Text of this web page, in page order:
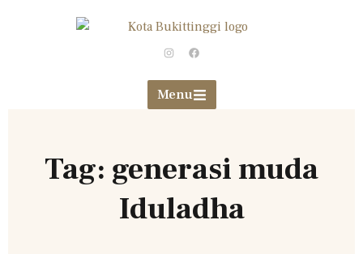
Menu
Tag: generasi muda
Iduladha